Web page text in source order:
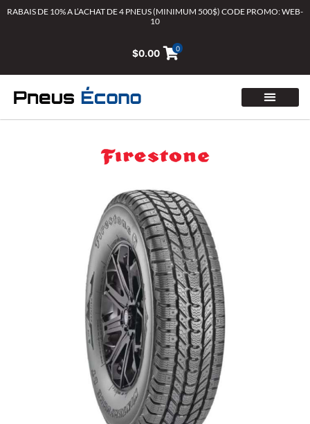
AllerRABAIS DE 10% A L’ACHAT DE 4 PNEUS (MINIMUM 500$) CODE PROMO: WEB-
10
$0.00 0